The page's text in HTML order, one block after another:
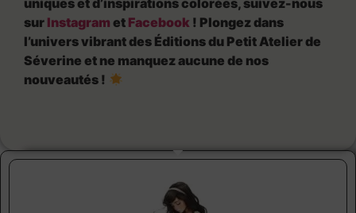
uniques et d’inspirations colorées, suivez-nous
sur Instagram et Facebook ! Plongez dans
l’univers vibrant des Éditions du Petit Atelier de
Séverine et ne manquez aucune de nos
nouveautés !